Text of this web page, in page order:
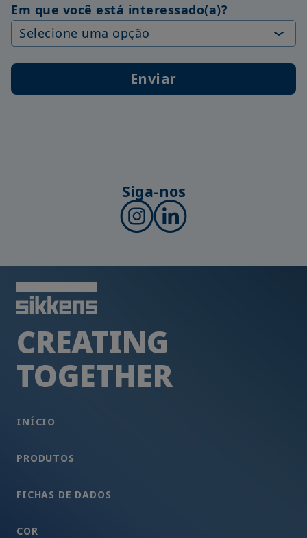
Em que você está interessado(a)?
Enviar
Siga-nos
CREATING
TOGETHER
INÍCIO
PRODUTOS
FICHAS DE DADOS
COR